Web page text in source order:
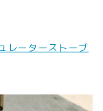
レーターストーブ